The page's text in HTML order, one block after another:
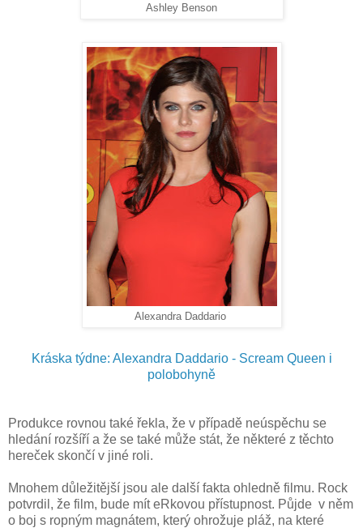
Ashley Benson
Alexandra Daddario
Kráska týdne: Alexandra Daddario - Scream Queen i
polobohyně
Produkce rovnou také řekla, že v případě neúspěchu se
hledání rozšíří a že se také může stát, že některé z těchto
hereček skončí v jiné roli.
Mnohem důležitější jsou ale další fakta ohledně filmu. Rock
potvrdil, že film, bude mít eRkovou přístupnost. Půjde v něm
o boj s ropným magnátem, který ohrožuje pláž, na které